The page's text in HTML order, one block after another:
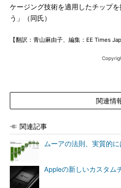
ケージング技術を適用したチップ
う」（同氏）
【翻訳：青山麻由子、編集：EE Times
関連情
関連記事
ムーアの法則、実質的
Appleの新しいカスタム